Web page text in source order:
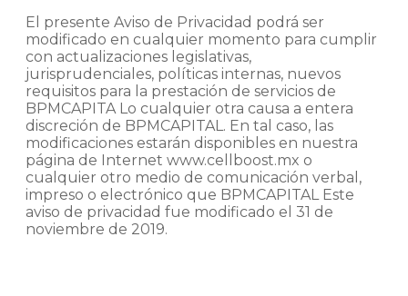
El presente Aviso de Privacidad podrá ser
modificado en cualquier momento para cumplir
con actualizaciones legislativas,
jurisprudenciales, políticas internas, nuevos
requisitos para la prestación de servicios de
BPMCAPITA Lo cualquier otra causa a entera
discreción de BPMCAPITAL. En tal caso, las
modificaciones estarán disponibles en nuestra
página de Internet www.cellboost.mx o
cualquier otro medio de comunicación verbal,
impreso o electrónico que BPMCAPITAL Este
aviso de privacidad fue modificado el 31 de
noviembre de 2019.